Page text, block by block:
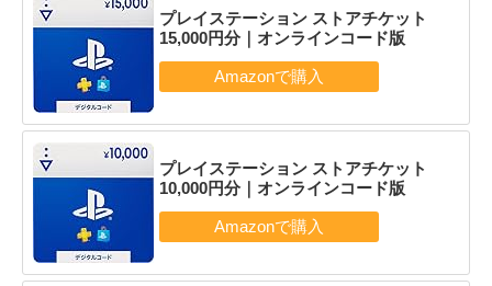
プレイステーション ストアチケット
15,000円分｜オンラインコード版
プレイステーション ストアチケット
10,000円分｜オンラインコード版